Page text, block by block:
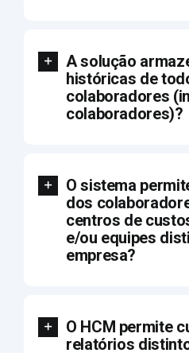
A solução
históricas de
colaboradores
colaboradores)?
O sistema
dos
centros de
e/ou equipes
empresa?
O HCM permite
relatórios